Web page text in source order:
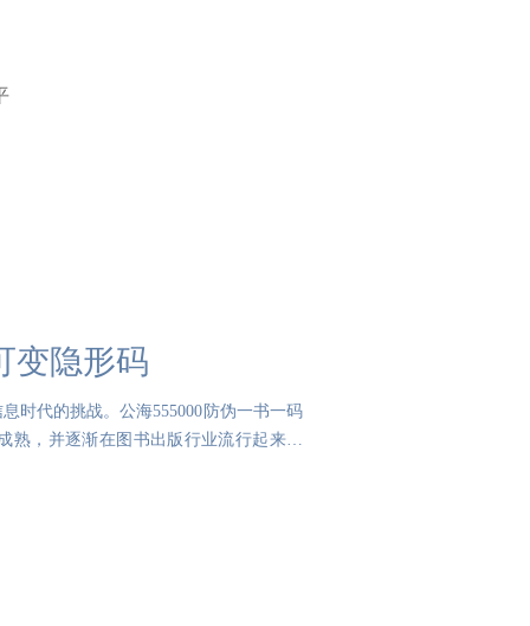
变隐形码
时代的挑战。公海555000防伪一书一码
熟，并逐渐在图书出版行业流行起来。